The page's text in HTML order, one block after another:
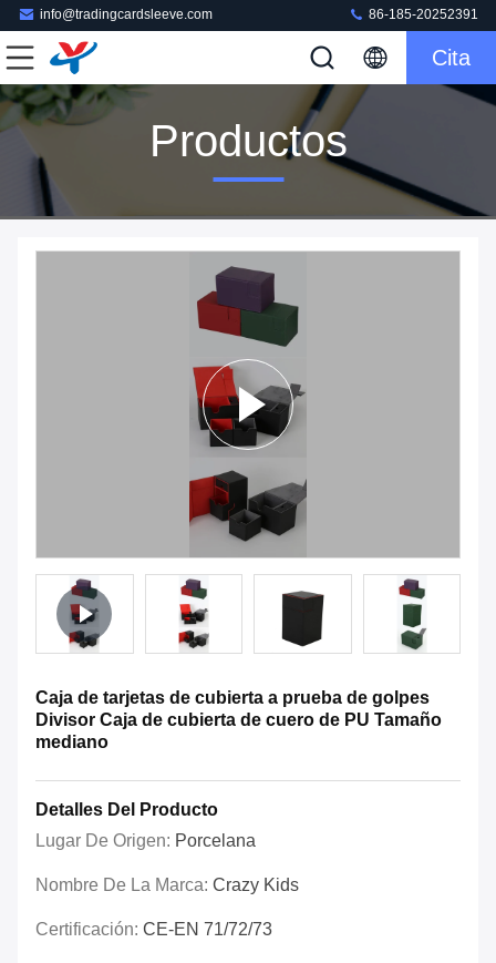
info@tradingcardsleeve.com 86-185-20252391
Cita
Productos
Caja de tarjetas de cubierta a prueba de golpes
Divisor Caja de cubierta de cuero de PU Tamaño
mediano
Detalles Del Producto
Lugar De Origen: Porcelana
Nombre De La Marca: Crazy Kids
Certificación: CE-EN 71/72/73